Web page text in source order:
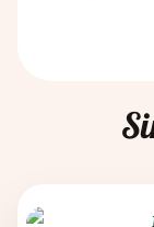
la cerveza